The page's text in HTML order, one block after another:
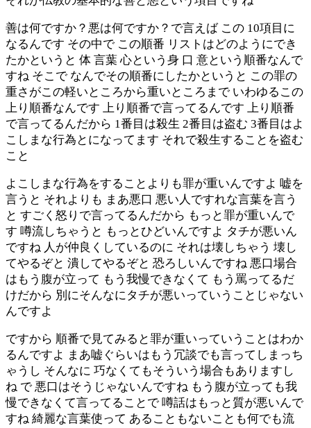
善は何ですか？悪は何ですか？で言えば この 10項目に
なるんです その中で この順番 リストはどのようにでき
たかというと 体 言葉 心という身 口 意という順番なんで
すね そこで なんでその順番にしたかというと この罪の
重さがこの軽いところから重いところまで いわゆるこの
上り順番なんです 上り順番で言ってるんです 上り順番
で言ってるんだから 1番目は殺生 2番目は盗む 3番目はよ
こしまな行為とになってます それで殺生することを盗む
こと
よこしまな行為をすることよりも罪が重いんですよ 嘘を
言うと それよりも まあ悪口 悪い人ですれな言葉を言う
と すごく怒りで言ってるんだから もっと罪が重いんで
す 噂流しちゃうと もっとひどいんですよ タチが悪いん
ですね 人が仲良くしているのに それは壊しちゃう 壊し
てやるぞと 潰してやるぞと 恐ろしいんですね 悪口場合
はもう腹が立って もう我慢できなくて もう罵ってるだ
けだから 別にそんなにタチが悪いっていうことじゃない
んですよ
ですから 順番で見てみると罪が重いっていうことはわか
るんですよ まあ嘘ぐらいはもう冗談でも言ってしまっち
ゃうし そんなに 巧なくてもそういう場合もありますし
ね で 悪口はそうじゃないんですね もう腹が立っても我
慢できなくて言ってることで 噂話はもっと質が悪いんで
すね 綺麗な言葉使って あることもないことも何でも流